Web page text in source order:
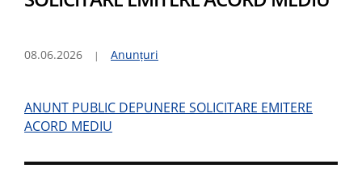
08.06.2026 Anunțuri
ANUNT PUBLIC DEPUNERE SOLICITARE EMITERE
ACORD MEDIU